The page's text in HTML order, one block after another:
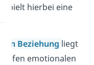
spielt hierbei eine
Beziehung liegt
emotionalen